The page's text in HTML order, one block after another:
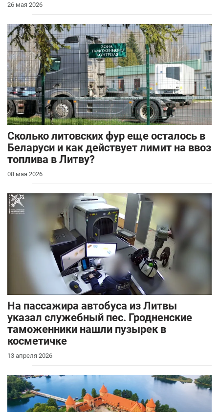
26 мая 2026
Сколько литовских фур еще осталось в
Беларуси и как действует лимит на ввоз
топлива в Литву?
08 мая 2026
На пассажира автобуса из Литвы
указал служебный пес. Гродненские
таможенники нашли пузырек в
косметичке
13 апреля 2026